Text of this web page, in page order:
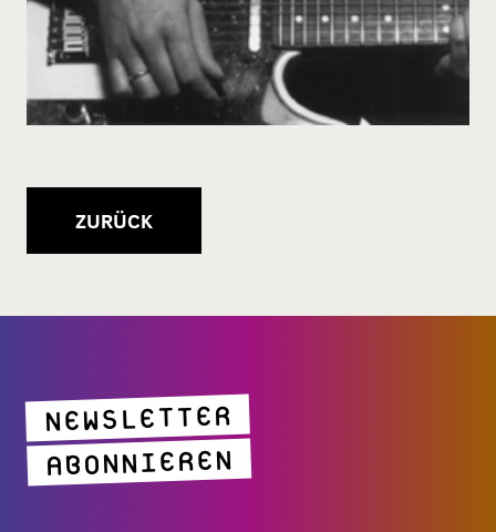
ZURÜCK
NEWSLETTER
ABONNIEREN